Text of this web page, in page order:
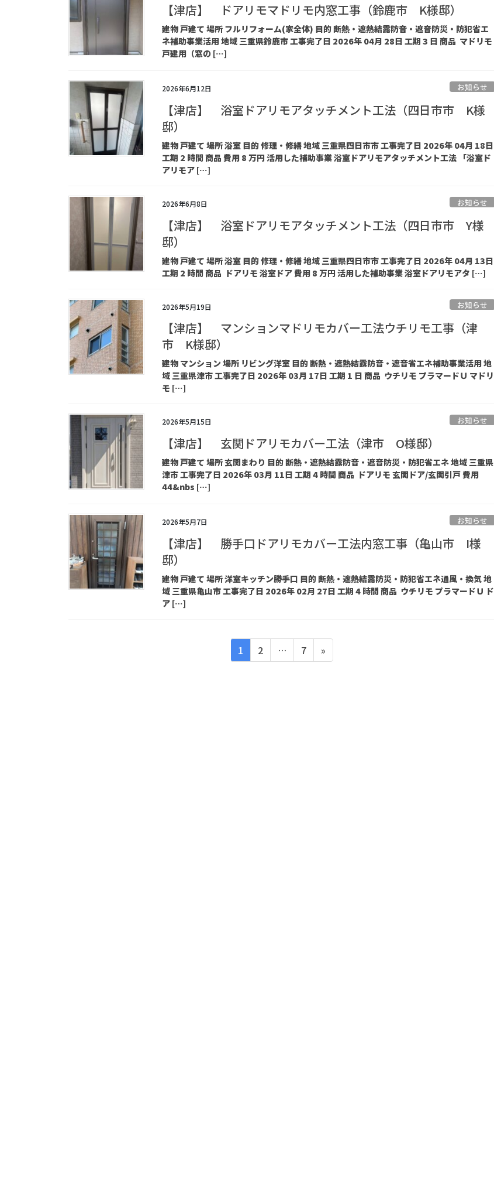
【津店】 ドアリモマドリモ内窓工事（鈴鹿市 K様邸）
建物 戸建て 場所 フルリフォーム(家全体) 目的 断熱・遮熱結露防音・遮音防災・防犯省エ
ネ補助事業活用 地域 三重県鈴鹿市 工事完了日 2026年 04月 28日 工期 3 日 商品 マドリモ
戸建用（窓の […]
2026年6月12日 お知らせ
【津店】 浴室ドアリモアタッチメント工法（四日市市 K様
邸）
建物 戸建て 場所 浴室 目的 修理・修繕 地域 三重県四日市市 工事完了日 2026年 04月 18日
工期 2 時間 商品 費用 8 万円 活用した補助事業 浴室ドアリモアタッチメント工法 「浴室ド
アリモア […]
2026年6月8日 お知らせ
【津店】 浴室ドアリモアタッチメント工法（四日市市 Y様
邸）
建物 戸建て 場所 浴室 目的 修理・修繕 地域 三重県四日市市 工事完了日 2026年 04月 13日
工期 2 時間 商品 ドアリモ 浴室ドア 費用 8 万円 活用した補助事業 浴室ドアリモアタ […]
2026年5月19日 お知らせ
【津店】 マンションマドリモカバー工法ウチリモ工事（津
市 K様邸）
建物 マンション 場所 リビング洋室 目的 断熱・遮熱結露防音・遮音省エネ補助事業活用 地
域 三重県津市 工事完了日 2026年 03月 17日 工期 1 日 商品 ウチリモ プラマードＵ マドリ
モ […]
2026年5月15日 お知らせ
【津店】 玄関ドアリモカバー工法（津市 O様邸）
建物 戸建て 場所 玄関まわり 目的 断熱・遮熱結露防音・遮音防災・防犯省エネ 地域 三重県
津市 工事完了日 2026年 03月 11日 工期 4 時間 商品 ドアリモ 玄関ドア/玄関引戸 費用
44&nbs […]
2026年5月7日 お知らせ
【津店】 勝手口ドアリモカバー工法内窓工事（亀山市 I様
邸）
建物 戸建て 場所 洋室キッチン勝手口 目的 断熱・遮熱結露防災・防犯省エネ通風・換気 地
域 三重県亀山市 工事完了日 2026年 02月 27日 工期 4 時間 商品 ウチリモ プラマードＵ ド
ア […]
固
定
1
固
定
2 …
固
定
7 »